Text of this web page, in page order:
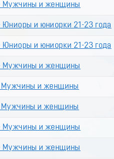
Мужчины и женщины
Юниоры и юниорки 21-23 года
Юниоры и юниорки 21-23 года
Мужчины и женщины
Мужчины и женщины
Мужчины и женщины
Мужчины и женщины
Мужчины и женщины